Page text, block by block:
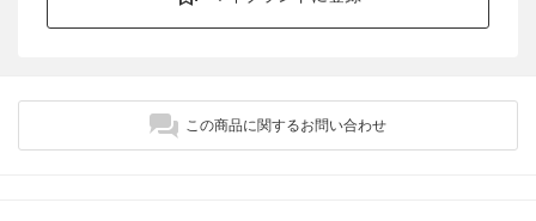
この商品に関するお問い合わせ